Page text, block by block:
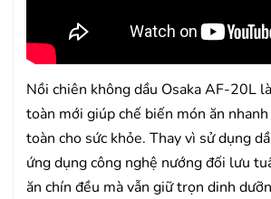
Nồi chiên không dầu Osaka AF-20L
toàn mới giúp chế biến món ăn nhanh
toàn cho sức khỏe. Thay vì sử dụng
ứng dụng công nghệ nướng đối lưu
ăn chín đều mà vẫn giữ trọn dinh